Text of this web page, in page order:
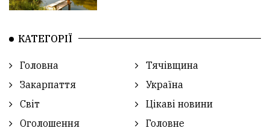
КАТЕГОРІЇ
Головна
Тячівщина
Закарпаття
Україна
Світ
Цікаві новини
Оголошення
Головне